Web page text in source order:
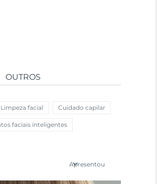
OUTROS
Limpeza facial Cuidado capilar
faciais inteligentes
Apresentou